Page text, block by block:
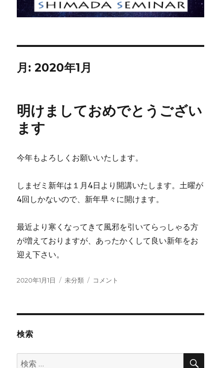
月:2020年1月
明けましておめでとうござい
ます
今年もよろしくお願いいたします。
しまゼミ新年は１月4日より開講いたします。土曜が
4回しかないので、新年早々に開けます。
最近より寒くなってきて風邪を引いてらっしゃる方
が増えておりますが、あったかくして良い新年をお
迎え下さい。
投
2020年1月1日
カ
未分類
明
で
コメント
検索
検
検